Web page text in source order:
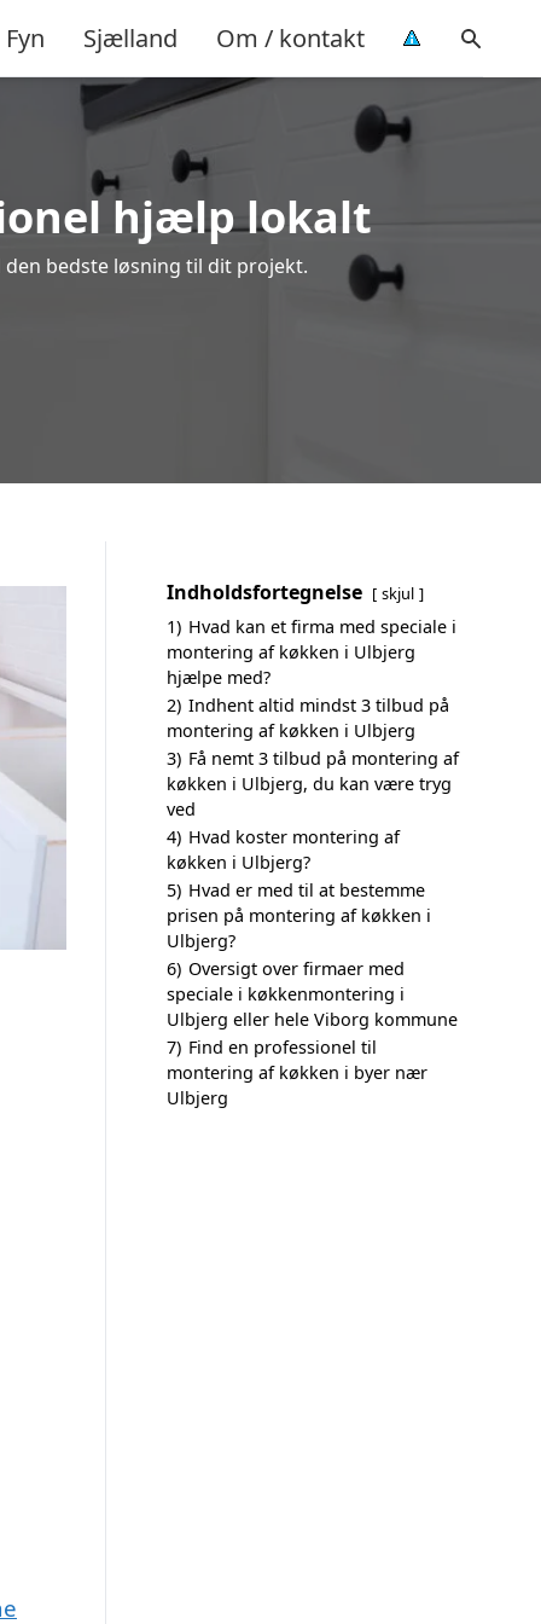
Fyn Sjælland Om / kontakt
hjælp lokalt
bedste løsning til dit projekt.
Indholdsfortegnelse skjul
1) Hvad kan et firma med speciale i
montering af køkken i Ulbjerg
hjælpe med?
2) Indhent altid mindst 3 tilbud på
montering af køkken i Ulbjerg
3) Få nemt 3 tilbud på montering af
køkken i Ulbjerg, du kan være tryg
ved
4) Hvad koster montering af
køkken i Ulbjerg?
5) Hvad er med til at bestemme
prisen på montering af køkken i
Ulbjerg?
6) Oversigt over firmaer med
speciale i køkkenmontering i
Ulbjerg eller hele Viborg kommune
7) Find en professionel til
montering af køkken i byer nær
Ulbjerg